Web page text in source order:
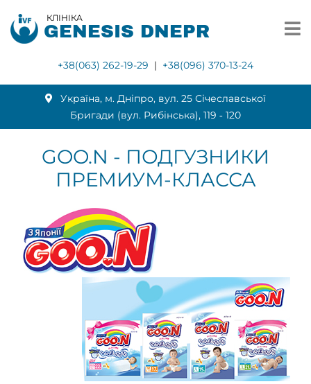
КЛІНІКА
GENESIS DNEPR
+38(063) 262-19-29 | +38(096) 370-13-24
Українa, м. Дніпро, вул. 25 Січеславської
Бригади (вул. Рибінська), 119 ‑ 120
GOO.N - ПОДГУЗНИКИ
ПРЕМИУМ-КЛАССА